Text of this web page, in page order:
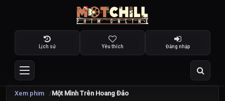
Lịch sử Yêu thích Đăng nhập
Xem phim Một Mình Trên Hoang Đảo